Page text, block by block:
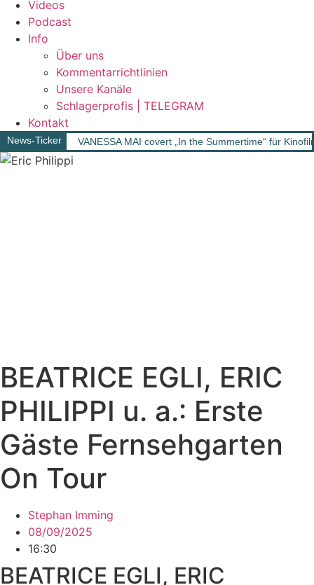
Videos
Podcast
Info
Über uns
Kommentarrichtlinien
Unsere Kanäle
Schlagerprofis | TELEGRAM
Kontakt
News-Ticker VANESSA MAI covert „In the Summertime“ für
BEATRICE EGLI, ERIC
PHILIPPI u. a.: Erste
Gäste Fernsehgarten
On Tour
Stephan Imming
08/09/2025
16:30
BEATRICE EGLI, ERIC